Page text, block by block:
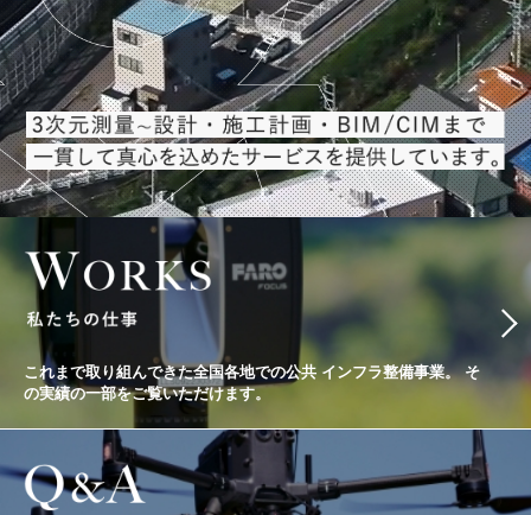
これまで取り組んできた全国各地での公共 インフラ整備事業。そ
の実績の一部をご覧いただけます。